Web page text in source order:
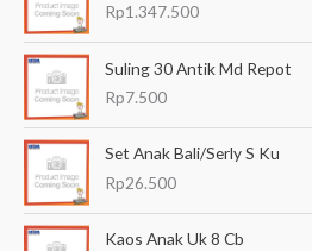
Rp1.347.500
Suling 30 Antik Md Repot
Rp7.500
Set Anak Bali/Serly S Ku
Rp26.500
Kaos Anak Uk 8 Cb